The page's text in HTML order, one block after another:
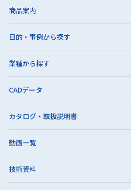
商品案内
目的・事例から探す
業種から探す
CADデータ
カタログ・取扱説明書
動画一覧
技術資料